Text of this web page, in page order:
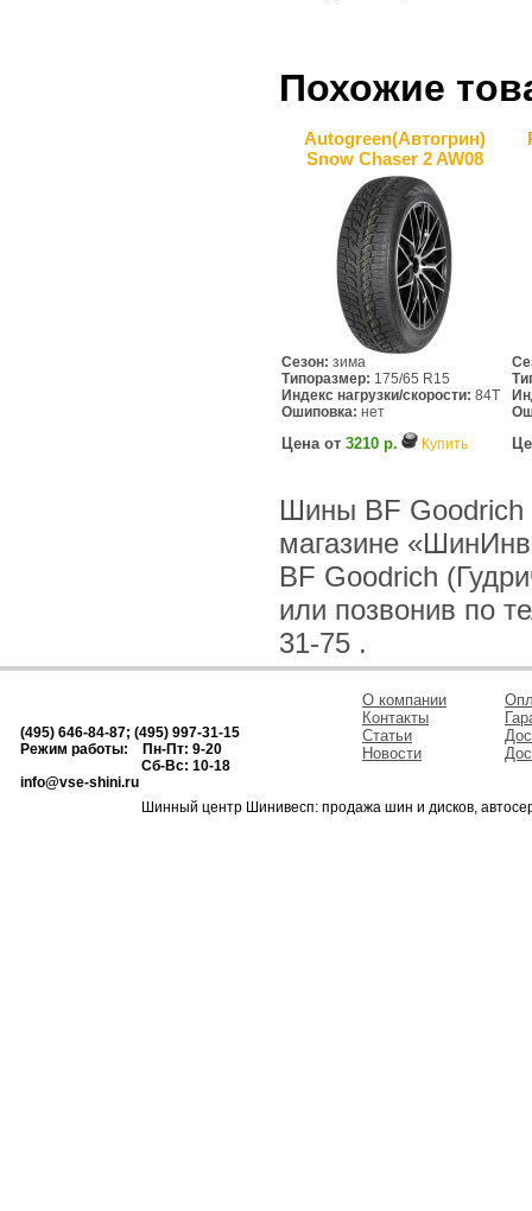
Похожие
Autogreen(Автогрин)
Snow Chaser 2 AW08
Сезон: зима
Типоразмер: 175/65 R15
Индекс нагрузки/скорости: 84T
Ошиповка: нет
Цена от 3210 р. Купить
Шины BF Goodrich
магазине
BF Goodrich
или позвонив по
31-75 .
(495) 646-84-87; (495) 997-31-15
Режим работы: Пн-Пт: 9-20
Сб-Вс: 10-18
info@vse-shini.ru
О компании
Контакты
Статьи
Новости
Шинный центр Шинивесп: продажа шин и дисков,